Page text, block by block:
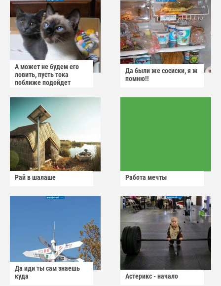
А может не будем его
ловить, пусть тока
поближе подойдет
Да были же сосиски, я ж
помню!!
Рай в шалаше Работа мечты
Да иди ты сам знаешь
куда
Астерикс - начало